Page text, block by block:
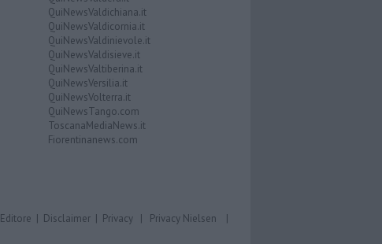
QuiNewsValdichiana.it
QuiNewsValdicornia.it
QuiNewsValdinievole.it
QuiNewsValdisieve.it
QuiNewsValtiberina.it
QuiNewsVersilia.it
QuiNewsVolterra.it
QuiNewsTango.com
ToscanaMediaNews.it
Fiorentinanews.com
Editore | Disclaimer | Privacy | Privacy Nielsen |